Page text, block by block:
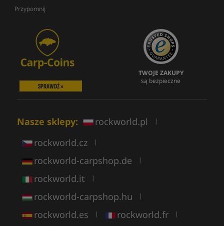
Przypomnij
SPRAWDŹ »
TWOJE ZAKUPY
są bezpieczne
Nasze sklepy: rockworld.pl |
rockworld.cz |
rockworld-carpshop.de |
rockworld.it |
rockworld-carpshop.hu |
rockworld.es | rockworld.fr |